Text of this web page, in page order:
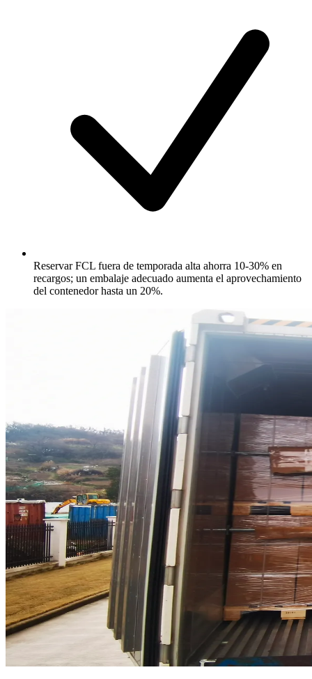
Reservar FCL fuera de temporada alta ahorra 10-30% en
recargos; un embalaje adecuado aumenta el aprovechamiento
del contenedor hasta un 20%.